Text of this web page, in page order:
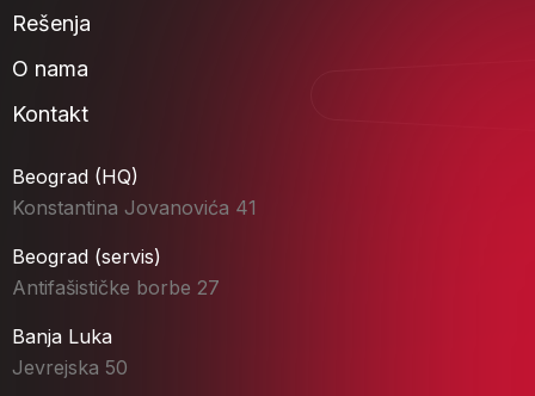
Rešenja
O nama
Kontakt
Beograd (HQ)
Konstantina Jovanovića 41
Beograd (servis)
Antifašističke borbe 27
Banja Luka
Jevrejska 50